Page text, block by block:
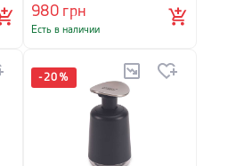
980грн
Есть в наличии
-20 %